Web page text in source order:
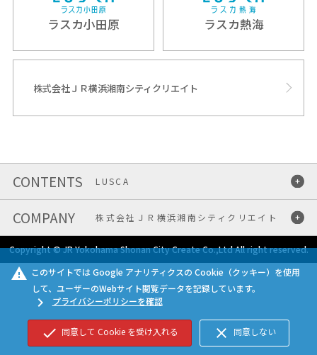
ラスカ小田原 ラスカ熱海
株式会社ＪＲ横浜湘南シティクリエイト
LUSCA
JRE POINT ラスカで働くメリット
ラスカの取り組み 環境への取り組み
株式会社ＪＲ横浜湘南シティクリエイト
会社情報 ニュースリリース
採用情報 地域活性化の取り組み
プレミアムメンバー プライバシーポリシー
Copyright © JR Yokohama Shonan City Create Co.,Ltd All right reserved.
warning このサイトでは Google アナリティクスの Cookie（クッキー）を使用
して、ユーザーのWebサイト閲覧データを記録しています。
chevron_right プライバシーポリシーを確認
check 同意して Cookie を受け入れる close 同意しない